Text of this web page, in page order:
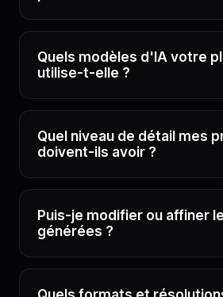
Quels modèles d'IA votre
utilise-t-elle ?
Quel niveau de détail mes
doivent-ils avoir ?
Puis-je modifier ou affiner
générées ?